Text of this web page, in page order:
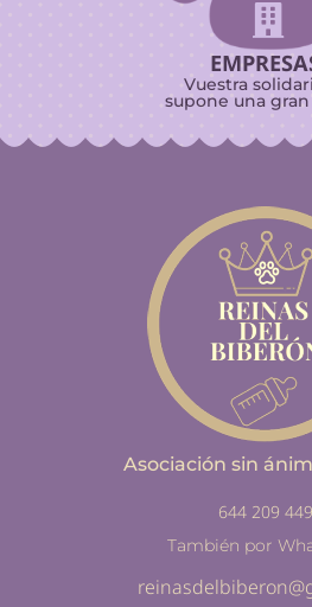

Vuestra
supone una
Asociación sin
644 209 449
También por